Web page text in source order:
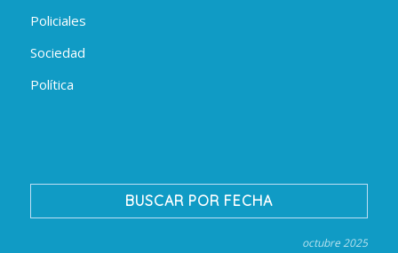
Policiales
Sociedad
Política
BUSCAR POR FECHA
octubre 2025